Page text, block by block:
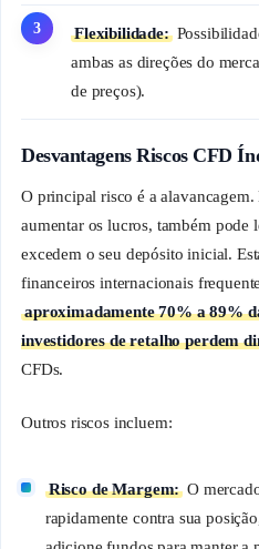
Flexibilidade:
ambas as direções do
de preços).
Desvantagens Riscos CFD
O principal risco é a alavancagem.
aumentar os lucros, também pode
excedem o seu depósito inicial.
financeiros internacionais
aproximadamente 70% a 89%
investidores de retalho perdem
CFDs.
Outros riscos incluem:
Risco de Margem: O
rapidamente contra sua